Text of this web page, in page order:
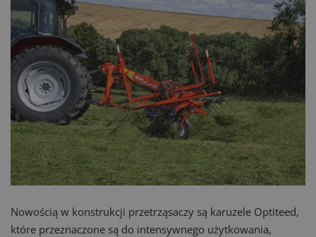
Nowością w konstrukcji przetrząsaczy są karuzele Optiteed,
które przeznaczone są do intensywnego użytkowania,